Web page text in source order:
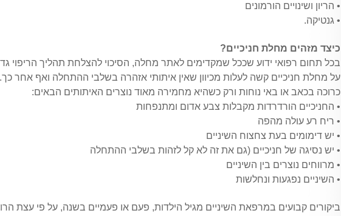
• הריון ושינויים הורמונים
• גנטיקה.
כיצד מזהים מחלת חניכיים?
בכל תחום רפואי ידוע שככל שמקדימים לאתר מחלה, הסיכוי להצלחת תהליך הריפוי
על מחלת חניכיים קשה לעלות מכיוון שאין איתותי אזהרה בשלבי ההתחלה ואף אחר
כרוכה בכאב או באי נוחות ורק כשהיא מחמירה מאוד נוצרים האיתותים הבאים:
• החניכיים הורדרדות מקבלות צבע אדום ומתנפחות
• ריח רע עולה מהפה
• יש דימומים בעת צחצוח השיניים
• יש נסיגה של חניכיים (גם את זה לא קל לזהות בשלבי ההתחלה
• מרווחים נוצרים בין השיניים
• השיניים נפגעות ונחלשות
ביקורים קבועים במרפאת השיניים מגיל הילדות, פעם או פעמיים בשנה, על פי עצת